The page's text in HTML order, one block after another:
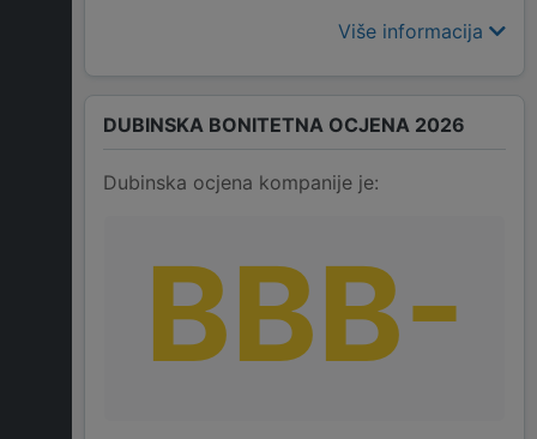
Više informacija
DUBINSKA BONITETNA OCJENA 2026
Dubinska ocjena kompanije je:
BBB-